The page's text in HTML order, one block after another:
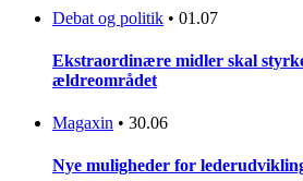
Debat og politik • 01.07
Ekstraordinære midler skal
ældreområdet
Magaxin • 30.06
Nye muligheder for